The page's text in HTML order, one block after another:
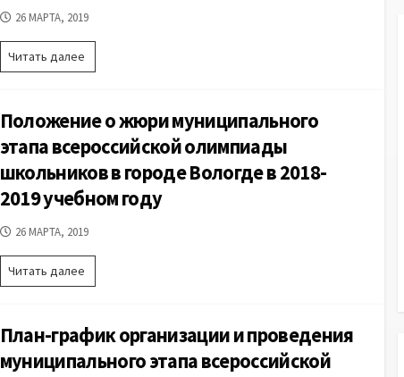
году
Вологде
2018-
2019
ДАТА
26 МАРТА, 2019
Читать далееСроки
проведения
всероссийской
олимпиады
школьников
в
городе
Вологде
в
2019
учебном
общеобразовательным
предметам
Положение о жюри муниципального
этапа всероссийской олимпиады
школьников в городе Вологде в 2018-
2019 учебном году
ДАТА
26 МАРТА, 2019
Читать далееПоложение
о
этапа
всероссийской
олимпиады
План-график организации и проведения
муниципального этапа всероссийской